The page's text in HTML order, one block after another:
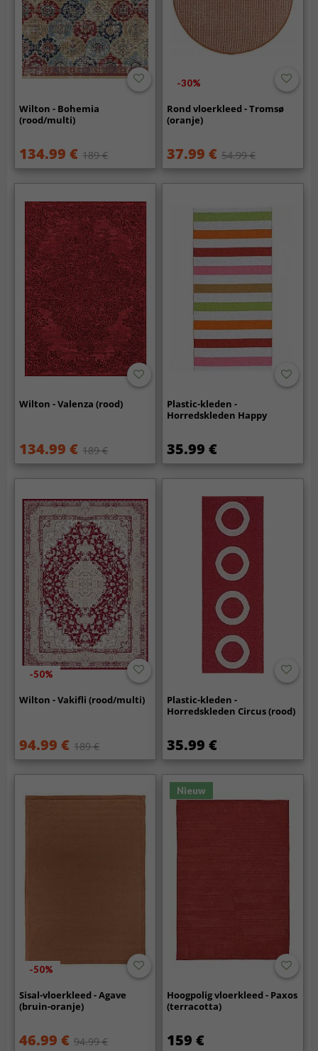
Wilton - Bohemia
(rood/multi)
134.99 € 189 €
-30%
Rond vloerkleed - Tromsø
(oranje)
37.99 € 54.99 €
Wilton - Valenza (rood)
134.99 € 189 €
Plastic-kleden -
Horredskleden Happy
35.99 €
-50%
Wilton - Vakifli (rood/multi)
94.99 € 189 €
Plastic-kleden -
Horredskleden Circus (rood)
35.99 €
-50%
Sisal-vloerkleed - Agave
(bruin-oranje)
46.99 € 94.99 €
Nieuw
Hoogpolig vloerkleed - Paxos
(terracotta)
159 €